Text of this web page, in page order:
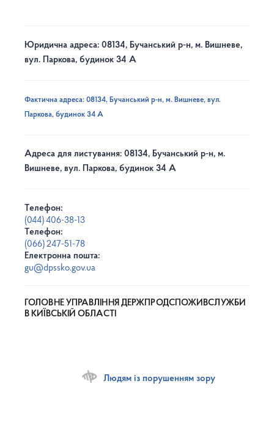
Юридична адреса: 08134, Бучанський р-н, м. Вишневе,
вул. Паркова, будинок 34 А
Фактична адреса: 08134, Бучанський р-н, м. Вишневе, вул.
Паркова, будинок 34 А
Адреса для листування: 08134, Бучанський р-н, м.
Вишневе, вул. Паркова, будинок 34 А
Телефон:
(044) 406-38-13
Телефон:
(066) 247-51-78
Електронна пошта:
gu@dpssko.gov.ua
ГОЛОВНЕ УПРАВЛІННЯ ДЕРЖПРОДСПОЖИВСЛУЖБИ
В КИЇВСЬКІЙ ОБЛАСТІ
Людям із порушенням зору